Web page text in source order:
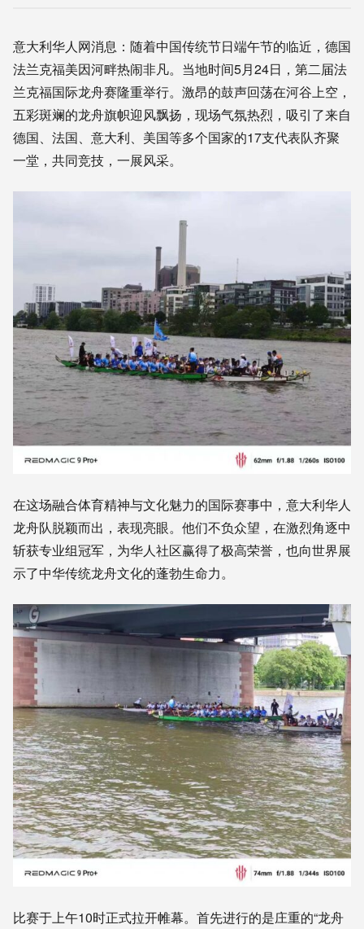
意大利华人网消息：随着中国传统节日端午节的临近，德国
法兰克福美因河畔热闹非凡。当地时间5月24日，第二届法
兰克福国际龙舟赛隆重举行。激昂的鼓声回荡在河谷上空，
五彩斑斓的龙舟旗帜迎风飘扬，现场气氛热烈，吸引了来自
德国、法国、意大利、美国等多个国家的17支代表队齐聚
一堂，共同竞技，一展风采。
在这场融合体育精神与文化魅力的国际赛事中，意大利华人
龙舟队脱颖而出，表现亮眼。他们不负众望，在激烈角逐中
斩获专业组冠军，为华人社区赢得了极高荣誉，也向世界展
示了中华传统龙舟文化的蓬勃生命力。
比赛于上午10时正式拉开帷幕。首先进行的是庄重的“龙舟